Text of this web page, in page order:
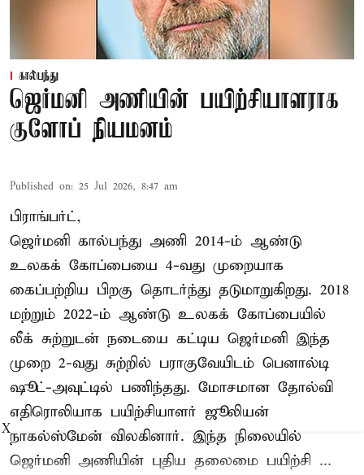
கால்பந்து
ஜெர்மனி அணியின் பயிற்சியாளராக
குளோப் நியமனம்
Published on: 25 Jul 2026, 8:47 am
பிராங்பர்ட்,
ஜெர்மனி கால்பந்து அணி 2014-ம் ஆண்டு
உலகக் கோப்பையை 4-வது முறையாக
கைப்பற்றிய பிறகு தொடர்ந்து தடுமாறுகிறது. 2018
மற்றும் 2022-ம் ஆண்டு உலகக் கோப்பையில்
லீக் சுற்றுடன் நடையை கட்டிய ஜெர்மனி இந்த
முறை 2-வது சுற்றில் பராகுவேயிடம் பெனால்டி
ஷூட்-அவுட்டில் பணிந்தது. மோசமான தோல்வி
எதிரொலியாக பயிற்சியாளர் ஜூலியன்
நாகல்ஸ்மேன் விலகினார். இந்த நிலையில்
ஜெர்மனி அணியின் புதிய தலைமை பயிற்சி ...
X